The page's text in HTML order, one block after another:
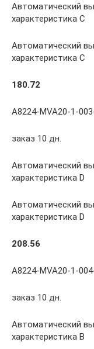
Автоматический
характеристика С
Автоматический
характеристика С
180.72
A8224-MVA20-1-
заказ 10 дн.
Автоматический
характеристика D
Автоматический
характеристика D
208.56
A8224-MVA20-1-
заказ 10 дн.
Автоматический
характеристика В